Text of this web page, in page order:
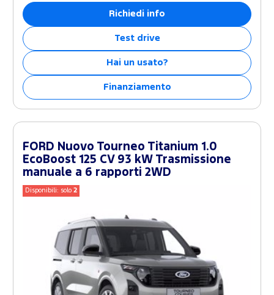
Richiedi info
Test drive
Hai un usato?
Finanziamento
FORD Nuovo Tourneo Titanium 1.0
EcoBoost 125 CV 93 kW Trasmissione
manuale a 6 rapporti 2WD
Disponibili: solo2